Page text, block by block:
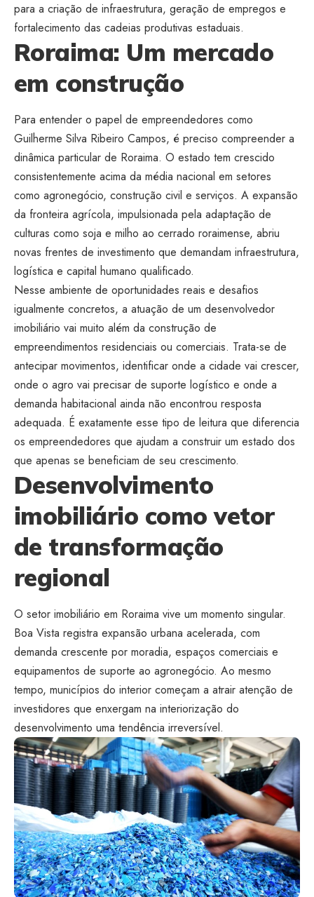
para a criação de infraestrutura, geração de empregos e
fortalecimento das cadeias produtivas estaduais.
Roraima: Um mercado
em construção
Para entender o papel de empreendedores como
Guilherme Silva Ribeiro Campos, é preciso compreender a
dinâmica particular de Roraima. O estado tem crescido
consistentemente acima da média nacional em setores
como agronegócio, construção civil e serviços. A expansão
da fronteira agrícola, impulsionada pela adaptação de
culturas como soja e milho ao cerrado roraimense, abriu
novas frentes de investimento que demandam infraestrutura,
logística e capital humano qualificado.
Nesse ambiente de oportunidades reais e desafios
igualmente concretos, a atuação de um desenvolvedor
imobiliário vai muito além da construção de
empreendimentos residenciais ou comerciais. Trata-se de
antecipar movimentos, identificar onde a cidade vai crescer,
onde o agro vai precisar de suporte logístico e onde a
demanda habitacional ainda não encontrou resposta
adequada. É exatamente esse tipo de leitura que diferencia
os empreendedores que ajudam a construir um estado dos
que apenas se beneficiam de seu crescimento.
Desenvolvimento
imobiliário como vetor
de transformação
regional
O setor imobiliário em Roraima vive um momento singular.
Boa Vista registra expansão urbana acelerada, com
demanda crescente por moradia, espaços comerciais e
equipamentos de suporte ao agronegócio. Ao mesmo
tempo, municípios do interior começam a atrair atenção de
investidores que enxergam na interiorização do
desenvolvimento uma tendência irreversível.